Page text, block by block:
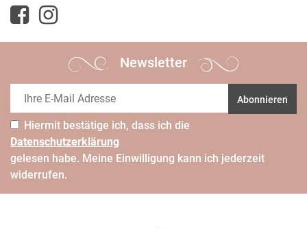
Newsletter
Abonnieren
Hiermit bestätige ich, dass ich die
Daten­schutz­erklärung
gelesen habe. Meine Einwilligung kann ich jederzeit
widerrufen.